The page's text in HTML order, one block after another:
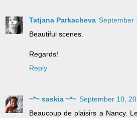
Tatjana Parkacheva September
Beautiful scenes.
Regards!
Reply
~*~ saskia ~*~ September 10,
Beaucoup de plaisirs a Nancy.